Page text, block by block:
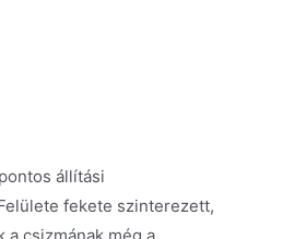
állítási
fekete szinterezett,